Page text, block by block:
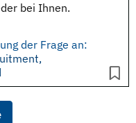
bei Ihnen.
der Frage an: